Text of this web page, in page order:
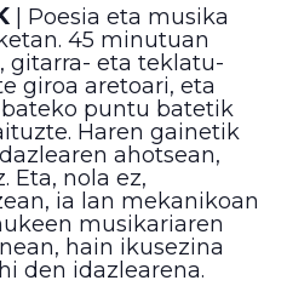
| Poesia eta musika
45 minutuan
gitarra- eta teklatu-
giroa aretoari, eta
puntu batetik
Haren gainetik
ahotsean,
Eta, nola ez,
ia lan mekanikoan
musikariaren
hain ikusezina
den idazlearena.